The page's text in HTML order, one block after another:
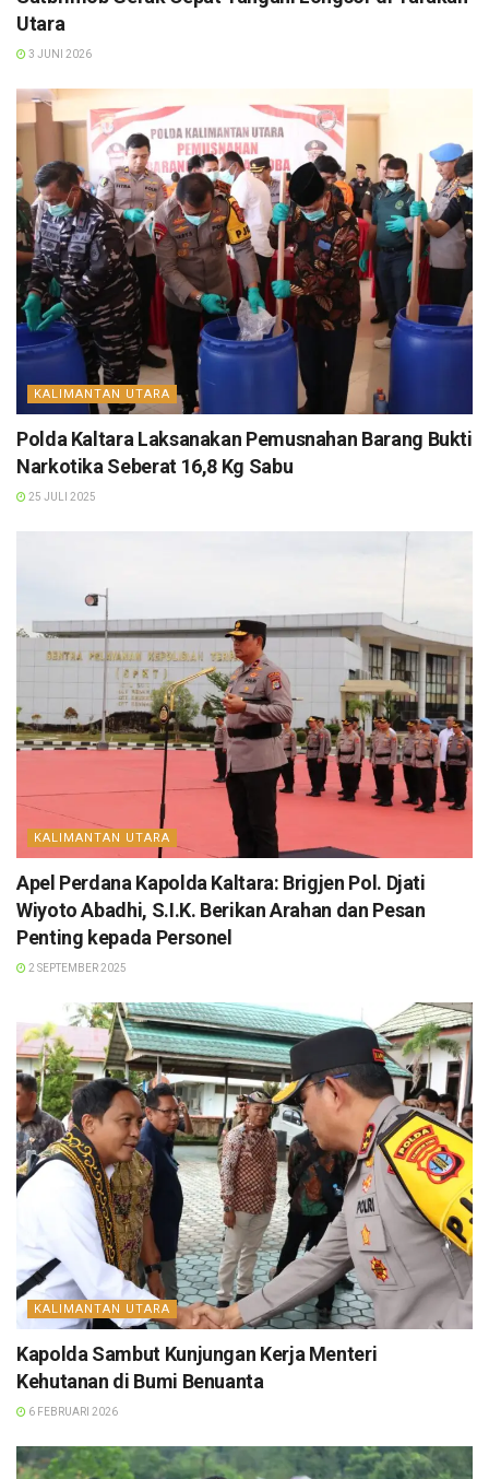
Utara
3 JUNI 2026
KALIMANTAN UTARA
Polda Kaltara Laksanakan Pemusnahan Barang Bukti
Narkotika Seberat 16,8 Kg Sabu
25 JULI 2025
KALIMANTAN UTARA
Apel Perdana Kapolda Kaltara: Brigjen Pol. Djati
Wiyoto Abadhi, S.I.K. Berikan Arahan dan Pesan
Penting kepada Personel
2 SEPTEMBER 2025
KALIMANTAN UTARA
Kapolda Sambut Kunjungan Kerja Menteri
Kehutanan di Bumi Benuanta
6 FEBRUARI 2026